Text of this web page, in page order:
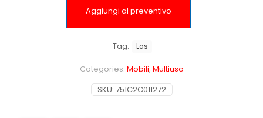
Aggiungi al preventivo
SKU: 751C2C011272
Categories: Mobili, Multiuso
Tag: Las